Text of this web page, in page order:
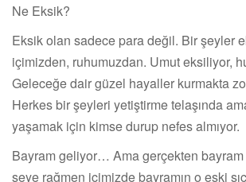
Ne Eksik?
Eksik olan sadece para değil. Bir şeyler
içimizden, ruhumuzdan. Umut eksiliyor,
Geleceğe dair güzel hayaller kurmakta
Herkes bir şeyleri yetiştirme telaşında
yaşamak için kimse durup nefes almıyor.
Bayram geliyor… Ama gerçekten
şeye rağmen içimizde bayramın o eski